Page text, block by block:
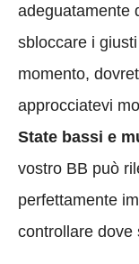
adeguatamente
sbloccare i
momento,
approcciatevi
State bassi e
vostro BB può
perfettamente
controllare dove